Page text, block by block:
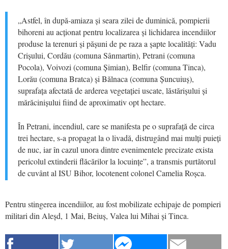
„Astfel, în după-amiaza și seara zilei de duminică, pompierii
bihoreni au acționat pentru localizarea și lichidarea incendiilor
produse la terenuri și pășuni de pe raza a șapte localități: Vadu
Crișului, Cordău (comuna Sânmartin), Petrani (comuna
Pocola), Voivozi (comuna Șimian), Belfir (comuna Tinca),
Lorău (comuna Bratca) și Bălnaca (comuna Șuncuiuș),
suprafața afectată de arderea vegetației uscate, lăstărișului și
mărăcinișului fiind de aproximativ opt hectare.
În Petrani, incendiul, care se manifesta pe o suprafață de circa
trei hectare, s-a propagat la o livadă, distrugând mai mulți puieți
de nuc, iar în cazul unora dintre evenimentele precizate exista
pericolul extinderii flăcărilor la locuințe”, a transmis purtătorul
de cuvânt al ISU Bihor, locotenent colonel Camelia Roșca.
Pentru stingerea incendiilor, au fost mobilizate echipaje de pompieri
militari din Aleșd, 1 Mai, Beiuș, Valea lui Mihai și Tinca.